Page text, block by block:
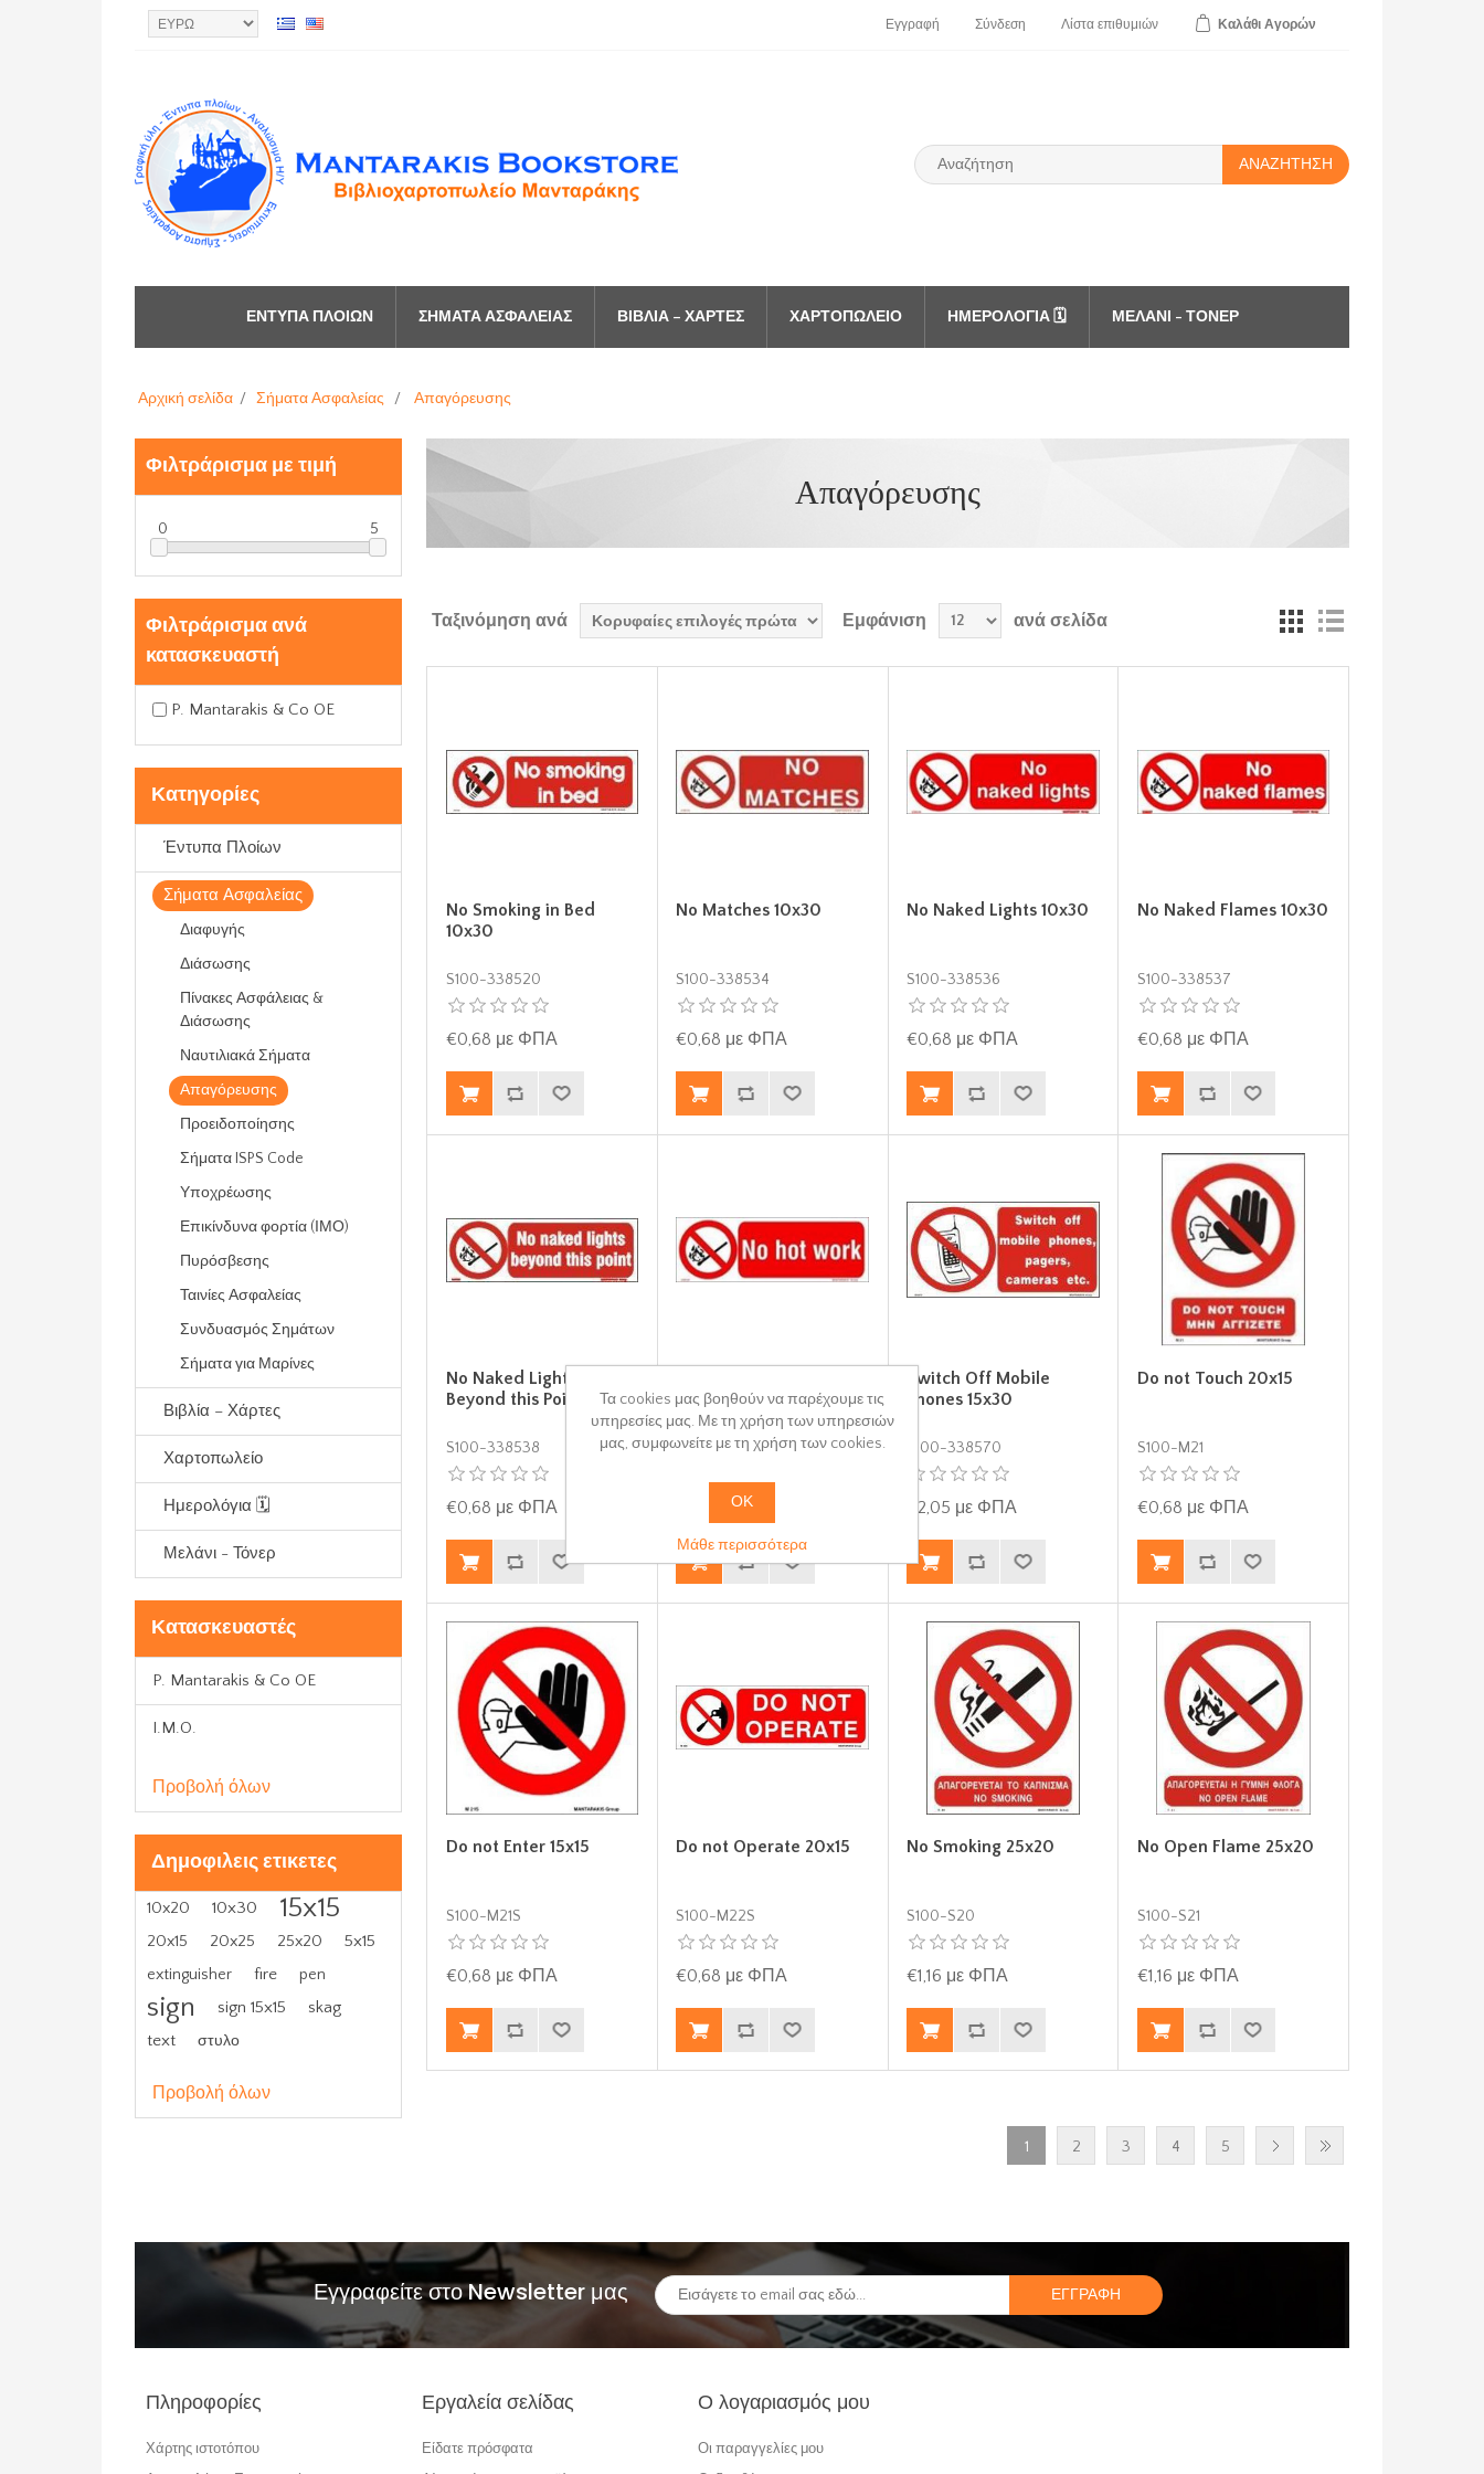
Εγγραφή Σύνδεση Λίστα επιθυμιών Καλάθι Αγορών
ΑΝΑΖΉΤΗΣΗ
ΈΝΤΥΠΑ ΠΛΟΊΩΝ ΣΉΜΑΤΑ ΑΣΦΑΛΕΊΑΣ ΒΙΒΛΊΑ – ΧΆΡΤΕΣ ΧΑΡΤΟΠΩΛΕΊΟ ΗΜΕΡΟΛΌΓΙΑ 🗓️ ΜΕΛΆΝΙ - ΤΌΝΕΡ
Αρχική σελίδα / Σήματα Ασφαλείας / Απαγόρευσης
Φιλτράρισμα με τιμή
0 5
Φιλτράρισμα ανά
κατασκευαστή
P. Mantarakis & Co OE
Κατηγορίες
Έντυπα Πλοίων
Σήματα Ασφαλείας
Διαφυγής
Διάσωσης
Πίνακες Ασφάλειας &
Διάσωσης
Ναυτιλιακά Σήματα
Απαγόρευσης
Προειδοποίησης
Σήματα ISPS Code
Υποχρέωσης
Επικίνδυνα φορτία (ΙΜΟ)
Πυρόσβεσης
Ταινίες Ασφαλείας
Συνδυασμός Σημάτων
Σήματα για Μαρίνες
Βιβλία – Χάρτες
Χαρτοπωλείο
Ημερολόγια 🗓️
Μελάνι - Τόνερ
Κατασκευαστές
P. Mantarakis & Co OE
I.M.O.
Προβολή όλων
Δημοφιλεις ετικετες
10x20 10x30 15x15
20x15 20x25 25x20 5x15
extinguisher fire pen
sign sign 15x15
skag
text
στυλο
Προβολή όλων
Απαγόρευσης
Ταξινόμηση ανά Εμφάνιση ανά σελίδα
No Smoking in Bed
10x30
S100-338520
€0,68 με ΦΠΑ
No Matches 10x30
S100-338534
€0,68 με ΦΠΑ
No Naked Lights 10x30
S100-338536
€0,68 με ΦΠΑ
No Naked Flames 10x30
S100-338537
€0,68 με ΦΠΑ
No Naked Lights
Beyond this Point 10x30
S100-338538
€0,68 με ΦΠΑ
S100-338539
€0,68 με ΦΠΑ
Switch Off Mobile
Phones 15x30
S100-338570
€2,05 με ΦΠΑ
Do not Touch 20x15
S100-M21
€0,68 με ΦΠΑ
Do not Enter 15x15
S100-M21S
€0,68 με ΦΠΑ
Do not Operate 20x15
S100-M22S
€0,68 με ΦΠΑ
No Smoking 25x20
S100-S20
€1,16 με ΦΠΑ
No Open Flame 25x20
S100-S21
€1,16 με ΦΠΑ
1 2 3 4 5
Εγγραφείτε στο Newsletter μας
Πληροφορίες
Χάρτης ιστοτόπου
Εργαλεία σελίδας
Είδατε πρόσφατα
Ο λογαριασμός μου
Οι παραγγελίες μου
Τα cookies μας βοηθούν να παρέχουμε τις
υπηρεσίες μας. Με τη χρήση των υπηρεσιών
μας, συμφωνείτε με τη χρήση των cookies.
ΟΚ
Μάθε περισσότερα